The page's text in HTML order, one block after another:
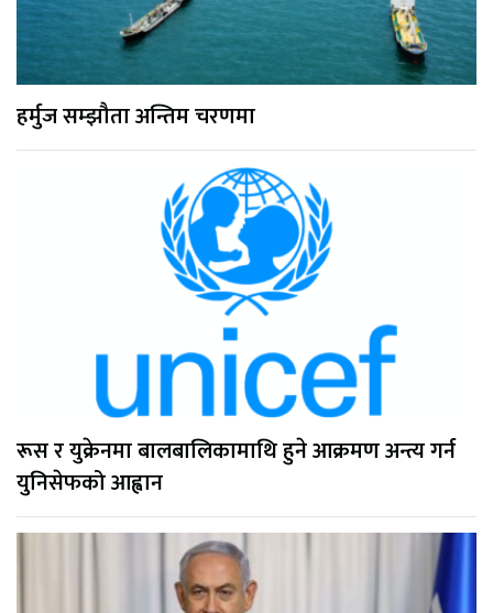
हर्मुज सम्झौता अन्तिम चरणमा
रूस र युक्रेनमा बालबालिकामाथि हुने आक्रमण अन्त्य गर्न
युनिसेफको आह्वान